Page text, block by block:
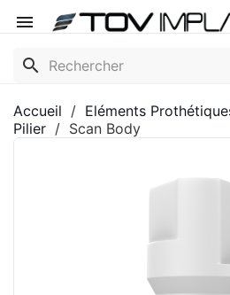

search
Accueil Eléments
Pilier
Scan Body